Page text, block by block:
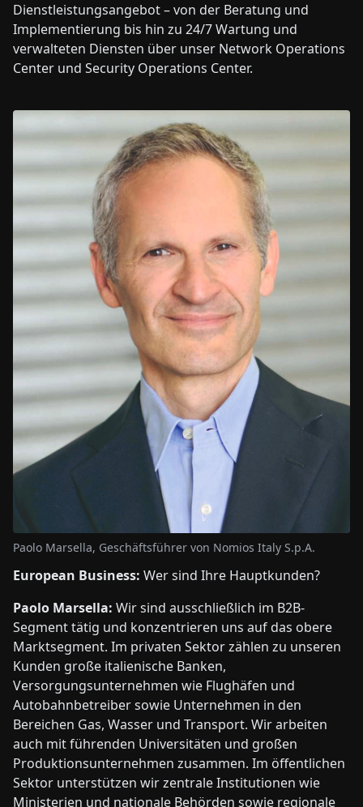
Dienstleistungsangebot – von der Beratung und
Implementierung bis hin zu 24/7 Wartung und
verwalteten Diensten über unser Network Operations
Center und Security Operations Center.
Paolo Marsella, Geschäftsführer von Nomios Italy S.p.A.
European Business: Wer sind Ihre Hauptkunden?
Paolo Marsella: Wir sind ausschließlich im B2B-
Segment tätig und konzentrieren uns auf das obere
Marktsegment. Im privaten Sektor zählen zu unseren
Kunden große italienische Banken,
Versorgungsunternehmen wie Flughäfen und
Autobahnbetreiber sowie Unternehmen in den
Bereichen Gas, Wasser und Transport. Wir arbeiten
auch mit führenden Universitäten und großen
Produktionsunternehmen zusammen. Im öffentlichen
Sektor unterstützen wir zentrale Institutionen wie
Ministerien und nationale Behörden sowie regionale